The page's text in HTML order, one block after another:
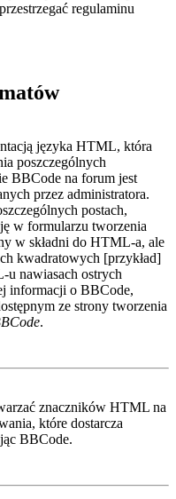
regulaminu
języka HTML, która
poszczególnych
BBCode na forum jest
przez administratora.
postach,
w formularzu tworzenia
w składni do HTML-a, ale
kwadratowych [przykład]
nawiasach ostrych
informacji o BBCode,
ze strony tworzenia
.
znaczników HTML na
które dostarcza
BBCode.